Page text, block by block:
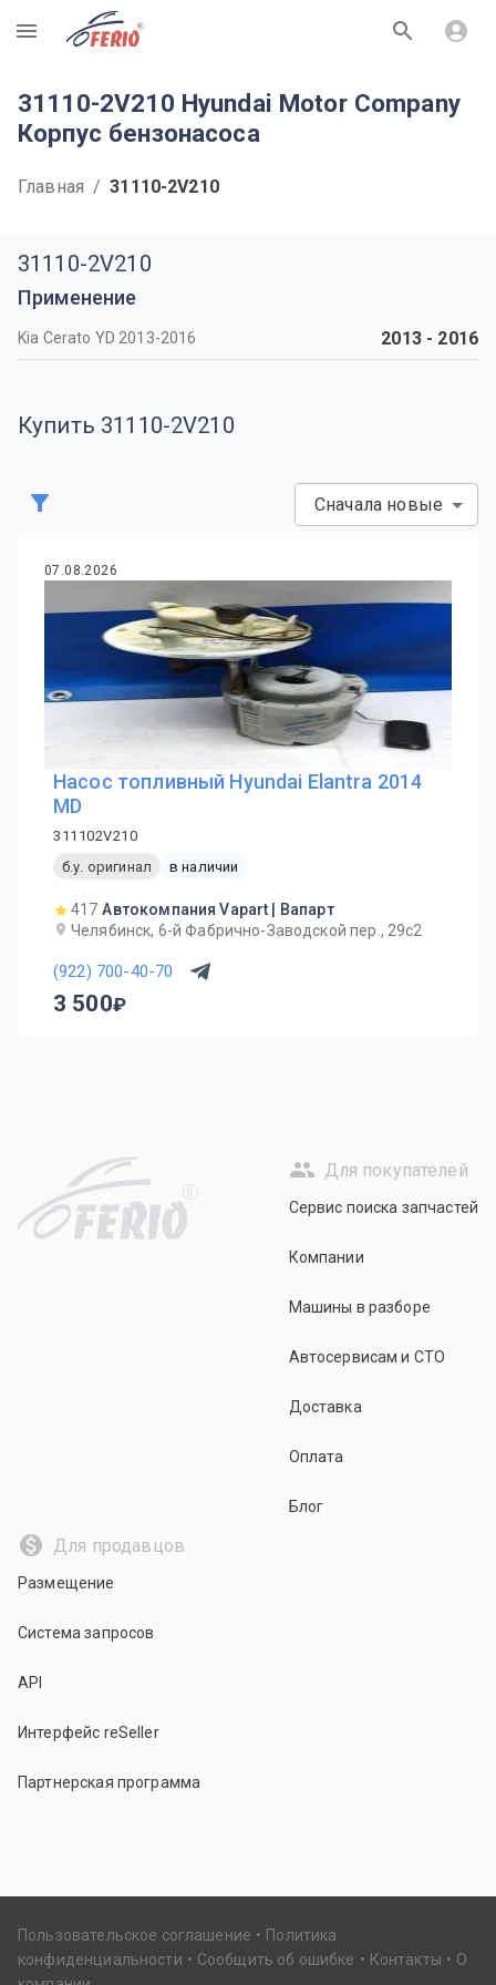
R
31110-2V210 Hyundai Motor Company
Корпус бензонасоса
Главная / 31110-2V210
31110-2V210
Применение
Kia Cerato YD 2013-2016 2013- 2016
Купить 31110-2V210
Сначала новые
07.08.2026
Насос топливный Hyundai Elantra 2014
MD
311102V210
б.у. оригинал
в наличии
417 Автокомпания Vapart | Вапарт
Челябинск, 6-й Фабрично-Заводской пер., 29с2
(922) 700-40-70
3 500
R
Для покупателей
Сервис поиска запчастей
Компании
Машины в разборе
Автосервисам и СТО
Доставка
Оплата
Блог
Для продавцов
Размещение
Система запросов
API
Интерфейс reSeller
Партнерская программа
Пользовательское соглашение
Политика
конфиденциальности
Сообщить об ошибке Контакты
О